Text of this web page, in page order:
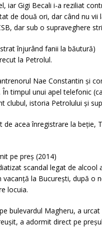
iar Gigi Becali i-a reziliat
de două ori, dar când nu vii
dar sub o supraveghere
înjurând fanii la băutură)
la Petrolul.
Nae Constantin și
timpul unui apel telefonic
clubul, istoria Petrolului și
de acea înregistrare la beție,
pe preș (2014)
scandal legat de alcool
la București, după o
locuia.
bulevardul Magheru, a
a adormit direct pe